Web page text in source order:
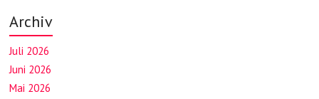
Archiv
Juli 2026
Juni 2026
Mai 2026